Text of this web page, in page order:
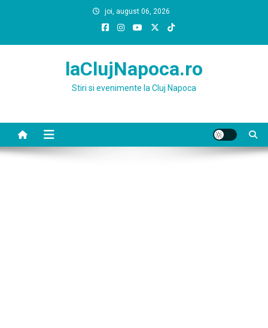
joi, august 06, 2026
laClujNapoca.ro
Stiri si evenimente la Cluj Napoca